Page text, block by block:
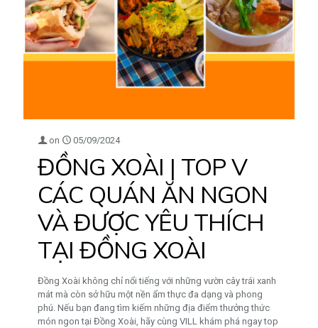
on 05/09/2024
ĐỒNG XOÀI | TOP V
CÁC QUÁN ĂN NGON
VÀ ĐƯỢC YÊU THÍCH
TẠI ĐỒNG XOÀI
Đồng Xoài không chỉ nổi tiếng với những vườn cây trái xanh
mát mà còn sở hữu một nền ẩm thực đa dạng và phong
phú. Nếu bạn đang tìm kiếm những địa điểm thưởng thức
món ngon tại Đồng Xoài, hãy cùng VILL khám phá ngay top